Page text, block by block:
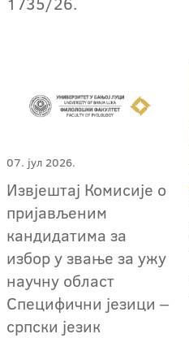
07. јул 2026.
Извјештај Комисије о
пријављеним
кандидатима за
избор у звање за ужу
научну област
Специфични језици ‒
српски језик